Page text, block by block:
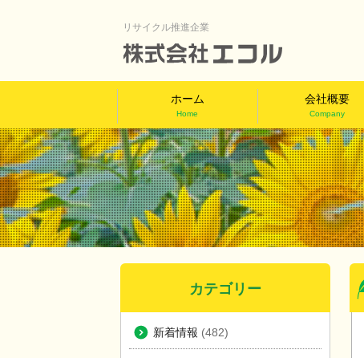
リサイクル推進企業
ホーム
Home
会社概要
Company
カテゴリー
新着情報 (482)